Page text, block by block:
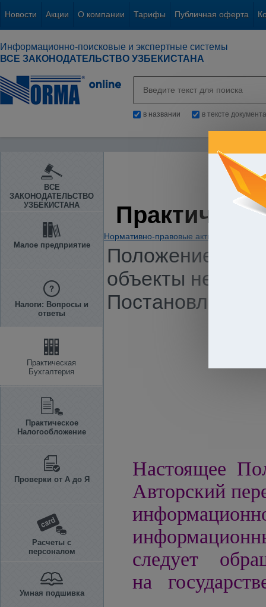
Новости Акции О компании Тарифы Публичная оферта
Информационно-поисковые и экспертные системы
ВСЕ ЗАКОНОДАТЕЛЬСТВО УЗБЕКИСТАНА
в названии в тексте документа
ВСЕ
ЗАКОНОДАТЕЛЬСТВО
УЗБЕКИСТАНА
Малое предприятие
Налоги: Вопросы и
ответы
Практическая
Бухгалтерия
Практическое
Налогообложение
Проверки от А до Я
Расчеты с
персоналом
Умная подшивка
Нормативно-правовые акты
Положение о
объекты
Постановлению
Настоящее
Авторский
следует
на